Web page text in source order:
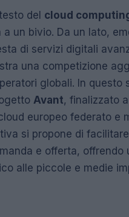
del cloud
a un bivio. Da un lato,
di servizi digitali
una competizione
globali. In questo
Avant, finalizzato
europeo federato e
si propone di facilitare
e offerta, offrendo
alle piccole e medie